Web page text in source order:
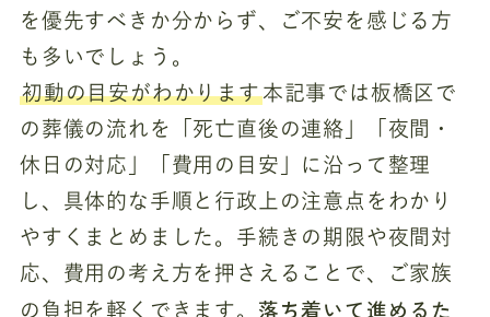
を優先すべきか分からず、ご不安を感じる方
も多いでしょう。
初動の目安がわかります本記事では板橋区で
の葬儀の流れを「死亡直後の連絡」「夜間・
休日の対応」「費用の目安」に沿って整理
し、具体的な手順と行政上の注意点をわかり
やすくまとめました。手続きの期限や夜間対
応、費用の考え方を押さえることで、ご家族
の負担を軽くできます。 落ち着いて進めるた